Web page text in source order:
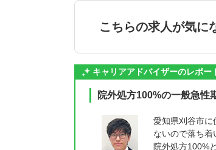
こちらの求人が気に
キャリアアドバイザーのレポー
院外処方100%の一般急性
愛知県刈谷市に
ないので落ち着
院外処方100%